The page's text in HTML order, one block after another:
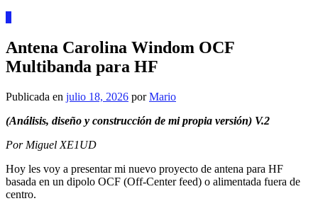
Antena Carolina Windom OCF
Multibanda para HF
Publicada en julio 18, 2026 porMario
(Análisis, diseño y construcción de mi propia versión) V.2
Por Miguel XE1UD
Hoy les voy a presentar mi nuevo proyecto de antena para HF
basada en un dipolo OCF (Off-Center feed) o alimentada fuera de
centro.